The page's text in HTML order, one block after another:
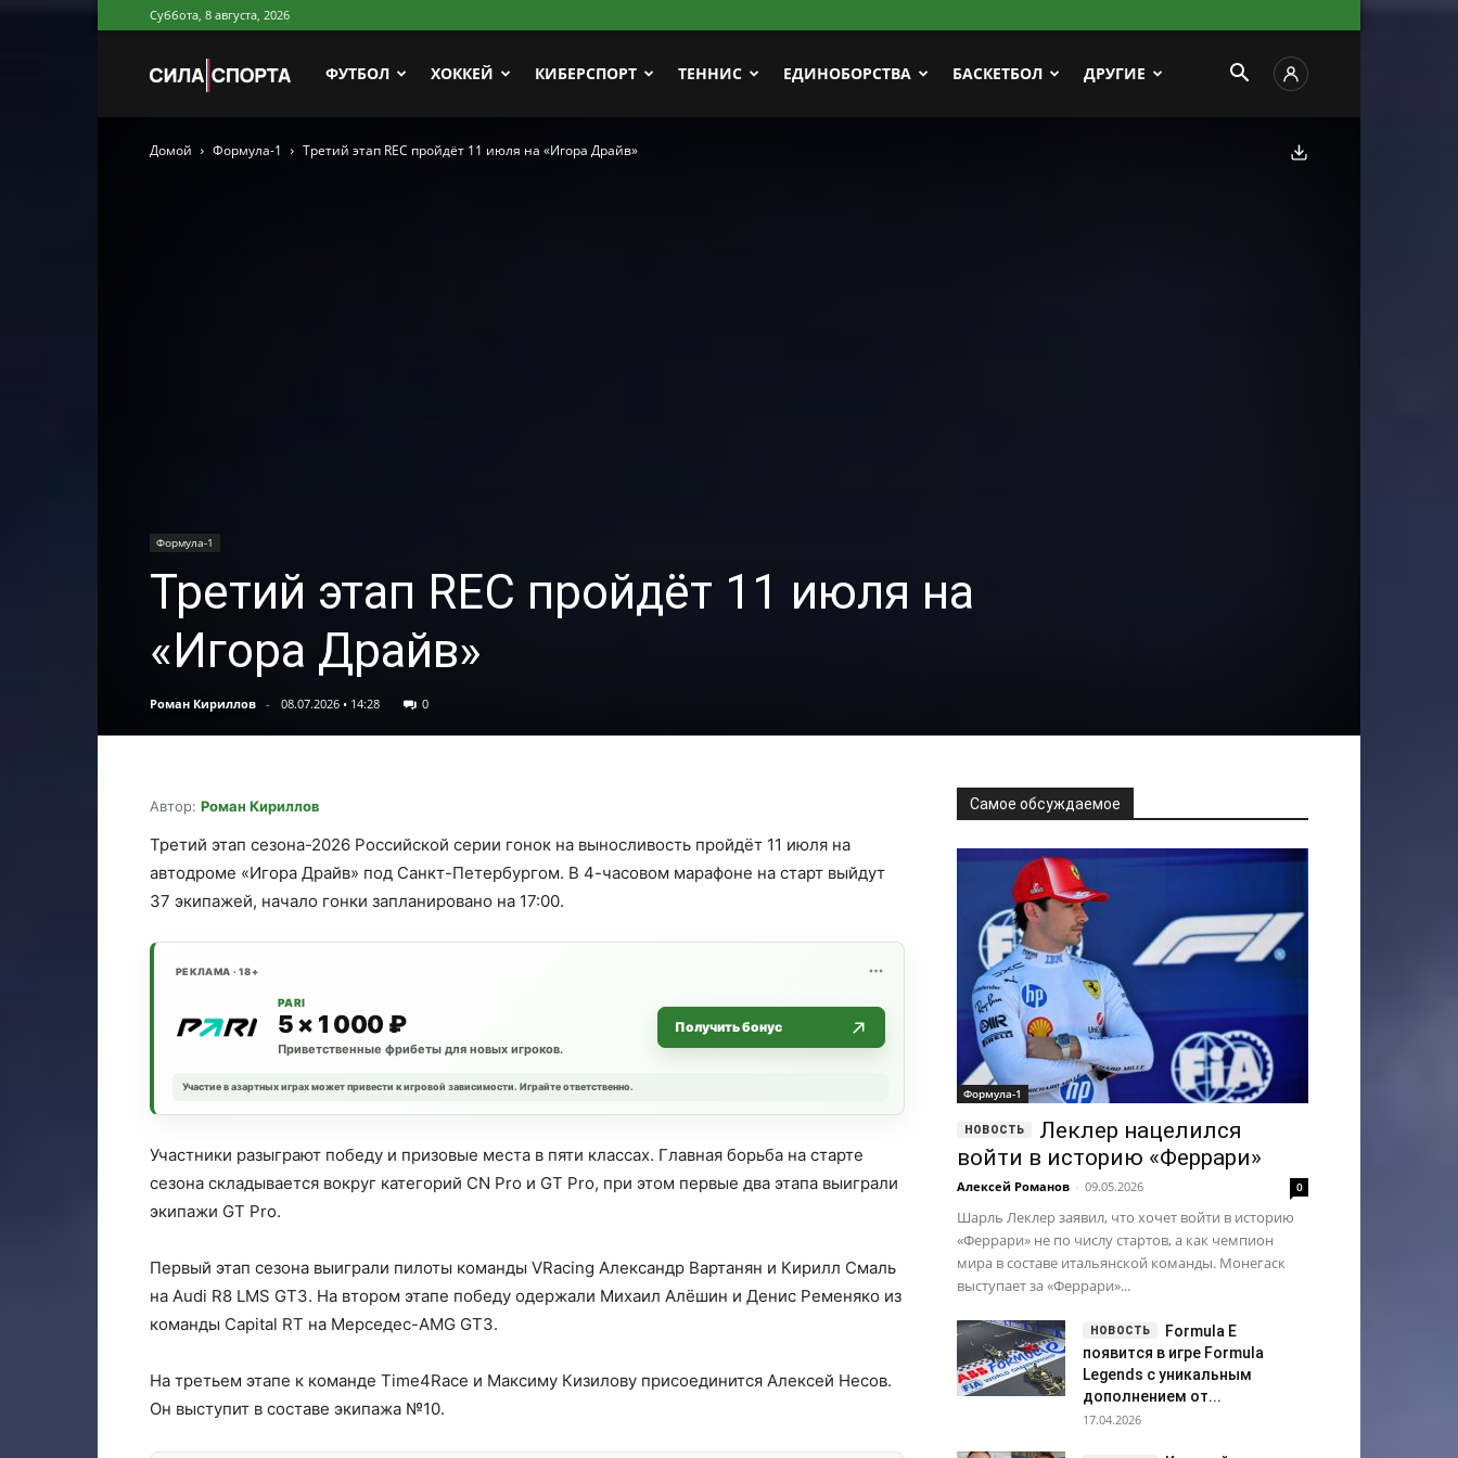
Суббота, 8 августа, 2026
Сила
Спорта
ФУТБОЛ ХОККЕЙ КИБЕРСПОРТ ТЕННИС ЕДИНОБОРСТВА БАСКЕТБОЛ ДРУГИЕ
Домой Формула-1 Третий этап REC пройдёт 11 июля на «Игора Драйв»
Формула-1
Третий этап REC пройдёт 11 июля на
«Игора Драйв»
Роман Кириллов - 08.07.2026 • 14:28 0
Скачать фото
Автор: Роман Кириллов
Третий этап сезона-2026 Российской серии гонок на выносливость пройдёт 11 июля на
автодроме «Игора Драйв» под Санкт-Петербургом. В 4-часовом марафоне на старт выйдут
37 экипажей, начало гонки запланировано на 17:00.
РЕКЛАМА · 18+
PARI
5 × 1 000 ₽
Приветственные фрибеты для новых игроков.
Получить бонус
Участие в азартных играх может привести к игровой зависимости. Играйте ответственно.
Участники разыграют победу и призовые места в пяти классах. Главная борьба на старте
сезона складывается вокруг категорий CN Pro и GT Pro, при этом первые два этапа выиграли
экипажи GT Pro.
Первый этап сезона выиграли пилоты команды VRacing Александр Вартанян и Кирилл Смаль
на Audi R8 LMS GT3. На втором этапе победу одержали Михаил Алёшин и Денис Ременяко из
команды Capital RT на Мерседес-AMG GT3.
На третьем этапе к команде Time4Race и Максиму Кизилову присоединится Алексей Несов.
Он выступит в составе экипажа №10.
Самое обсуждаемое
Формула-1
Леклер нацелился
войти в историю «Феррари»
Алексей Романов - 09.05.2026 0
Шарль Леклер заявил, что хочет войти в историю
«Феррари» не по числу стартов, а как чемпион
мира в составе итальянской команды. Монегаск
выступает за «Феррари»...
Formula E
появится в игре Formula
Legends с уникальным
дополнением от...
17.04.2026